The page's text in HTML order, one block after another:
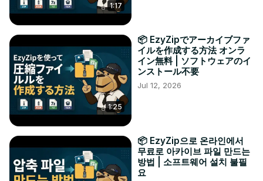
1:17
1:25
📦 EzyZipでアーカイブファ
イルを作成する方法 オンラ
イン無料 | ソフトウェアのイ
ンストール不要
Jul 12, 2026
📦 EzyZip으로 온라인에서
무료로 아카이브 파일 만드는
방법 | 소프트웨어 설치 불필
요